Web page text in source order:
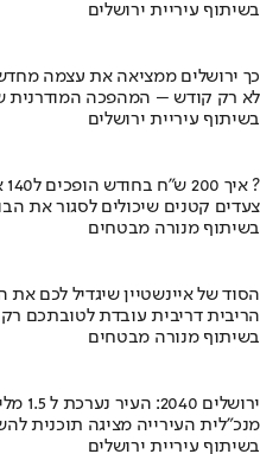
בשיתוף עיריית ירושלים
כך ירושלים ממציאה את עצמה
לא רק קודש – המהפכה המודרנית
בשיתוף עיריית ירושלים
איך 200 ש"ח בחודש הופכים ל140 אלף ?
צעדים קטנים שיכולים לסגור את
בשיתוף מנורה מבטחים
הסוד של איינשטיין שיגדיל לכם את
הריבית דריבית עובדת לטובתכם
בשיתוף מנורה מבטחים
ירושלים 2040: העיר נערכת ל 1.5 מליון תושבים
מנכ"לית העירייה מציגה תוכנית
בשיתוף עיריית ירושלים